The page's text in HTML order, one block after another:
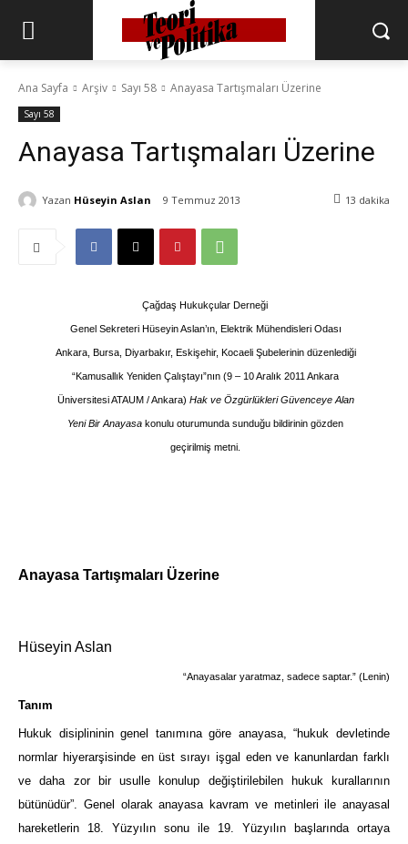
Ana Sayfa Arşiv Sayı 58 Anayasa Tartışmaları Üzerine
Sayı 58
Anayasa Tartışmaları Üzerine
Yazan Hüseyin Aslan 9 Temmuz 2013 13 dakika
Çağdaş Hukukçular Derneği
Genel Sekreteri Hüseyin Aslan’ın, Elektrik Mühendisleri Odası
Ankara, Bursa, Diyarbakır, Eskişehir, Kocaeli Şubelerinin düzenlediği
“Kamusallık Yeniden Çalıştayı”nın (9 – 10 Aralık 2011 Ankara
Üniversitesi ATAUM / Ankara) Hak ve Özgürlükleri Güvenceye Alan
Yeni Bir Anayasa konulu oturumunda sunduğu bildirinin gözden
geçirilmiş metni.
Anayasa Tartışmaları Üzerine
Hüseyin Aslan
“Anayasalar yaratmaz, sadece saptar.” (Lenin)
Tanım
Hukuk disiplininin genel tanımına göre anayasa, “hukuk devletinde
normlar hiyerarşisinde en üst sırayı işgal eden ve kanunlardan farklı
ve daha zor bir usulle konulup değiştirilebilen hukuk kurallarının
bütünüdür”. Genel olarak anayasa kavram ve metinleri ile anayasal
hareketlerin 18. Yüzyılın sonu ile 19. Yüzyılın başlarında ortaya